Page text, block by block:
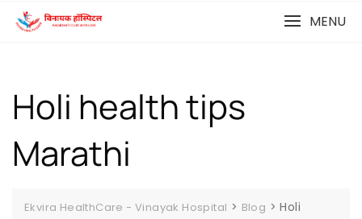
MENU
Holi health tips
Marathi
Ekvira HealthCare - Vinayak Hospital > Blog >Holi